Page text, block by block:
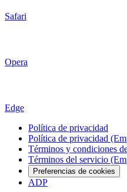
Safari
Opera
Edge
Política de privacidad
Política de privacidad
Términos y condiciones
Términos del servicio
Preferencias de cookies
ADP